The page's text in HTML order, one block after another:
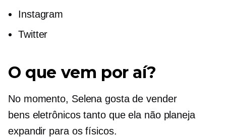
Instagram
Twitter
O que vem por aí?
No momento, Selena gosta de vender
bens eletrônicostanto que ela não planeja
expandir para os físicos.